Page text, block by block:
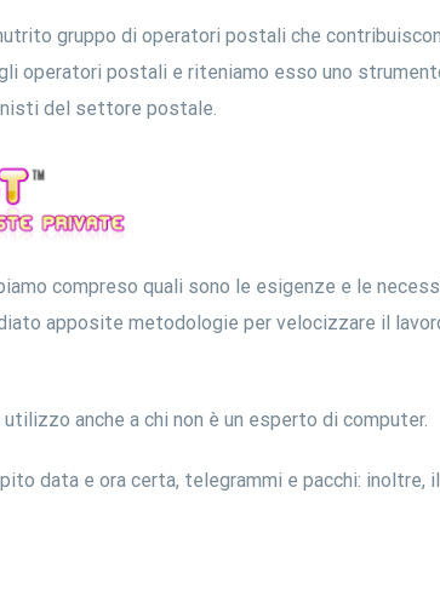
gruppo di operatori postali che
operatori postali e riteniamo esso uno
del settore postale.
compreso quali sono le esigenze e le
apposite metodologie per velocizzare il
anche a chi non è un esperto di computer.
data e ora certa, telegrammi e pacchi: inoltre,